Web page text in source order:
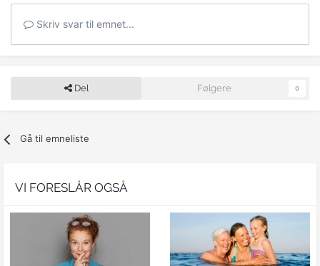
Skriv svar til emnet...
Del Følgere 0
Gå til emneliste
VI FORESLÅR OGSÅ